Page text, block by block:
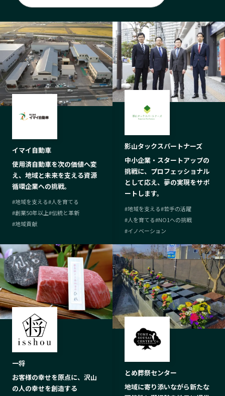
イマイ自動車
使用済自動車を次の価値へ変
え、地域と未来を支える資源
循環企業への挑戦。
#地域を支える#人を育てる
#創業50年以上#伝統と革新
#地域貢献
影山タックスパートナーズ
中小企業・スタートアップの
挑戦に、プロフェッショナル
として応え、夢の実現をサポ
ートします。
#地域を支える#若手の活躍
#人を育てる#NO1への挑戦
#イノベーション
一将
お客様の幸せを原点に、沢山
の人の幸せを創造する
とめ葬祭センター
地域に寄り添いながら新たな